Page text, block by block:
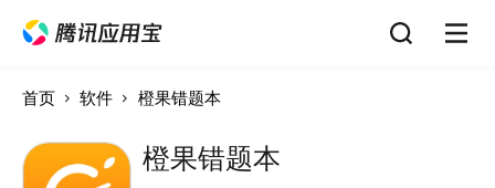
首页 软件 橙果错题本
橙果错题本